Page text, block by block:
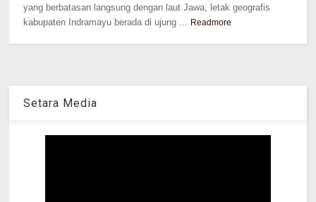
yang berbatasan langsung dengan laut Jawa, letak geografis
kabupaten Indramayu berada di ujung ... Readmore
Setara Media